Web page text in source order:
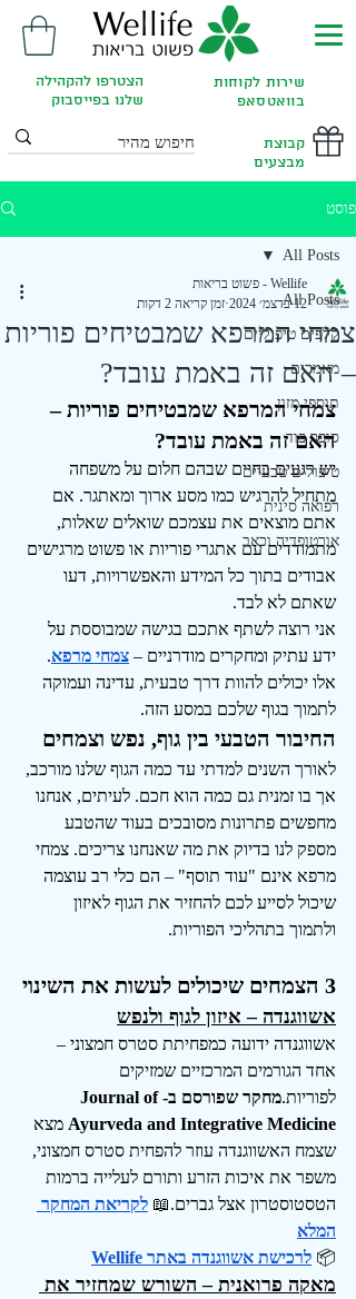
הצטרפו להקהילה
שלנו בפייסבוק
שירות לקוחות
בוואטסאפ
קבוצת
מבצעים
פוסט
All Posts
קלפים טיפוליים
מאמרים
תוספי מזון
סופר פוד
טיפולים טבעיים
רפואה סינית
אורטופדיה וכאב
All Posts
צמחי המרפא שמבטיחים פוריות
– האם זה באמת עובד?
Wellife - פשוט בריאות
12 בדצמ׳ 2024
זמן קריאה 2 דקות
צמחי המרפא שמבטיחים פוריות –
האם זה באמת עובד?
יש רגעים בחיים שבהם חלום על משפחה
מתחיל להרגיש כמו מסע ארוך ומאתגר. אם
אתם מוצאים את עצמכם שואלים שאלות,
מתמודדים עם אתגרי פוריות או פשוט מרגישים
אבודים בתוך כל המידע והאפשרויות, דעו
שאתם לא לבד.
אני רוצה לשתף אתכם בגישה שמבוססת על
ידע עתיק ומחקרים מודרניים – צמחי מרפא.
אלו יכולים להוות דרך טבעית, עדינה ועמוקה
לתמוך בגוף שלכם במסע הזה.
החיבור הטבעי בין גוף, נפש וצמחים
לאורך השנים למדתי עד כמה הגוף שלנו מורכב,
אך בו זמנית גם כמה הוא חכם. לעיתים, אנחנו
מחפשים פתרונות מסובכים בעוד שהטבע
מספק לנו בדיוק את מה שאנחנו צריכים. צמחי
מרפא אינם "עוד תוסף" – הם כלי רב עוצמה
שיכול לסייע לכם להחזיר את הגוף לאיזון
ולתמוך בתהליכי הפוריות.
3 הצמחים שיכולים לעשות את השינוי
אשווגנדה – איזון לגוף ולנפש
אשווגנדה ידועה כמפחיתת סטרס חמצוני –
אחד הגורמים המרכזיים שמזיקים
לפוריות.
מחקר שפורסם ב-Journal of
Ayurveda and Integrative Medicine מצא
שצמח האשווגנדה עוזר להפחית סטרס חמצוני,
משפר את איכות הזרע ותורם לעלייה ברמות
הטסטוסטרון אצל גברים.📖 לקריאת המחקר
המלא
📦 לרכישת אשווגנדה באתר Wellife
מאקה פרואנית – השורש שמחזיר את